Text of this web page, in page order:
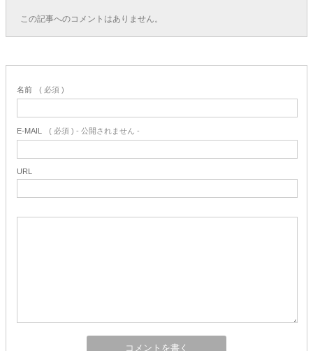
この記事へのコメントはありません。
名前 ( 必須 )
E-MAIL ( 必須 ) - 公開されません -
URL